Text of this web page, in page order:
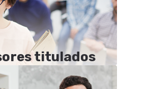
titulados